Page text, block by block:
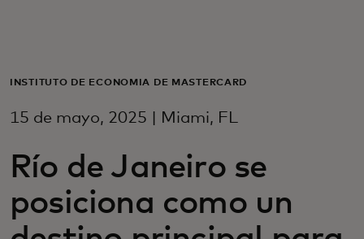
Para empresas
Para innovadores
INSTITUTO DE ECONOMÍA DE MASTERCARD
15 de mayo, 2025 | Miami, FL
Río de Janeiro se
posiciona como un